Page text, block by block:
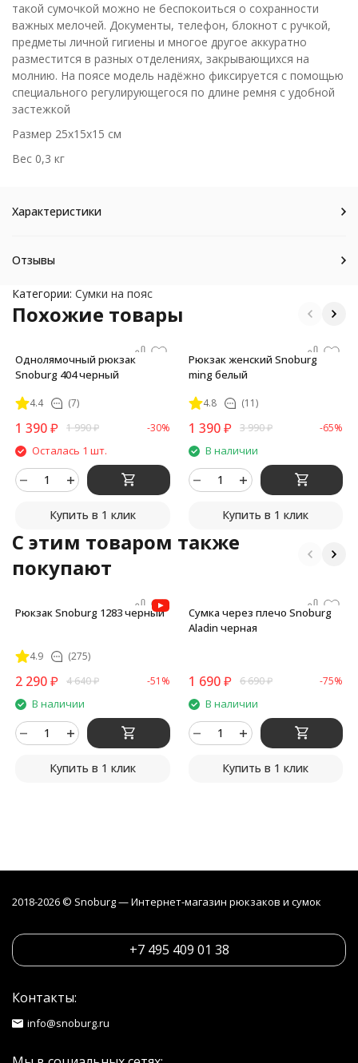
такой сумочкой можно не беспокоиться о сохранности
важных мелочей. Документы, телефон, блокнот с ручкой,
предметы личной гигиены и многое другое аккуратно
разместится в разных отделениях, закрывающихся на
молнию. На поясе модель надёжно фиксируется с помощью
специального регулирующегося по длине ремня с удобной
застежкой
Размер 25х15х15 см
Вес 0,3 кг
Характеристики
Отзывы
Категории: Сумки на пояс
Похожие товары
Однолямочный рюкзак
Snoburg 404 черный
4.4 (7)
1 390₽ 1 990₽ -30%
Осталась 1 шт.
Купить в 1 клик
Рюкзак женский Snoburg
ming белый
4.8 (11)
1 390 ₽ 3 990₽ -65%
В наличии
Купить в 1 клик
C этим товаром также
покупают
Рюкзак Snoburg 1283 черный
4.9 (275)
2 290₽ 4 640₽ -51%
В наличии
Купить в 1 клик
Сумка через плечо Snoburg
Aladin черная
1 690 ₽ 6 690₽ -75%
В наличии
Купить в 1 клик
2018-2026 © Snoburg — Интернет-магазин рюкзаков и сумок
+7 495 409 01 38
Контакты:
info@snoburg.ru